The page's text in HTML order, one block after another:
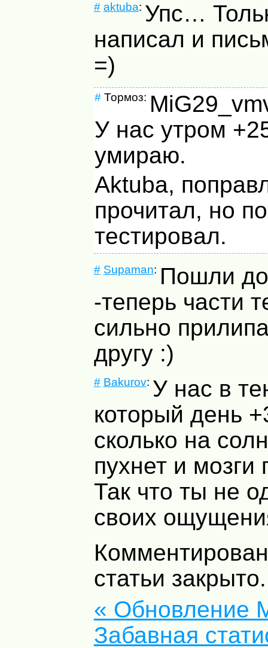
# aktuba: Упс…
написал и
=)
# Тормоз:
У нас утром
умираю.
Aktuba,
прочитал, но
тестировал.
# Supaman: Пошли
-теперь части
сильно
другу :)
# Bakurov: У нас в
который день
сколько на
пухнет и мозги
Так что ты не
своих
статьи закрыто.
« Обновление
Забавная